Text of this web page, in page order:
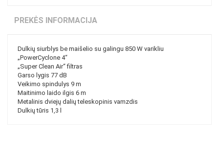
PREKĖS INFORMACIJA
Dulkių siurblys be maišelio su galingu 850 W varikliu
„PowerCyclone 4“
„Super Clean Air“ filtras
Garso lygis 77 dB
Veikimo spindulys 9 m
Maitinimo laido ilgis 6 m
Metalinis dviejų dalių teleskopinis vamzdis
Dulkių tūris 1,3 l